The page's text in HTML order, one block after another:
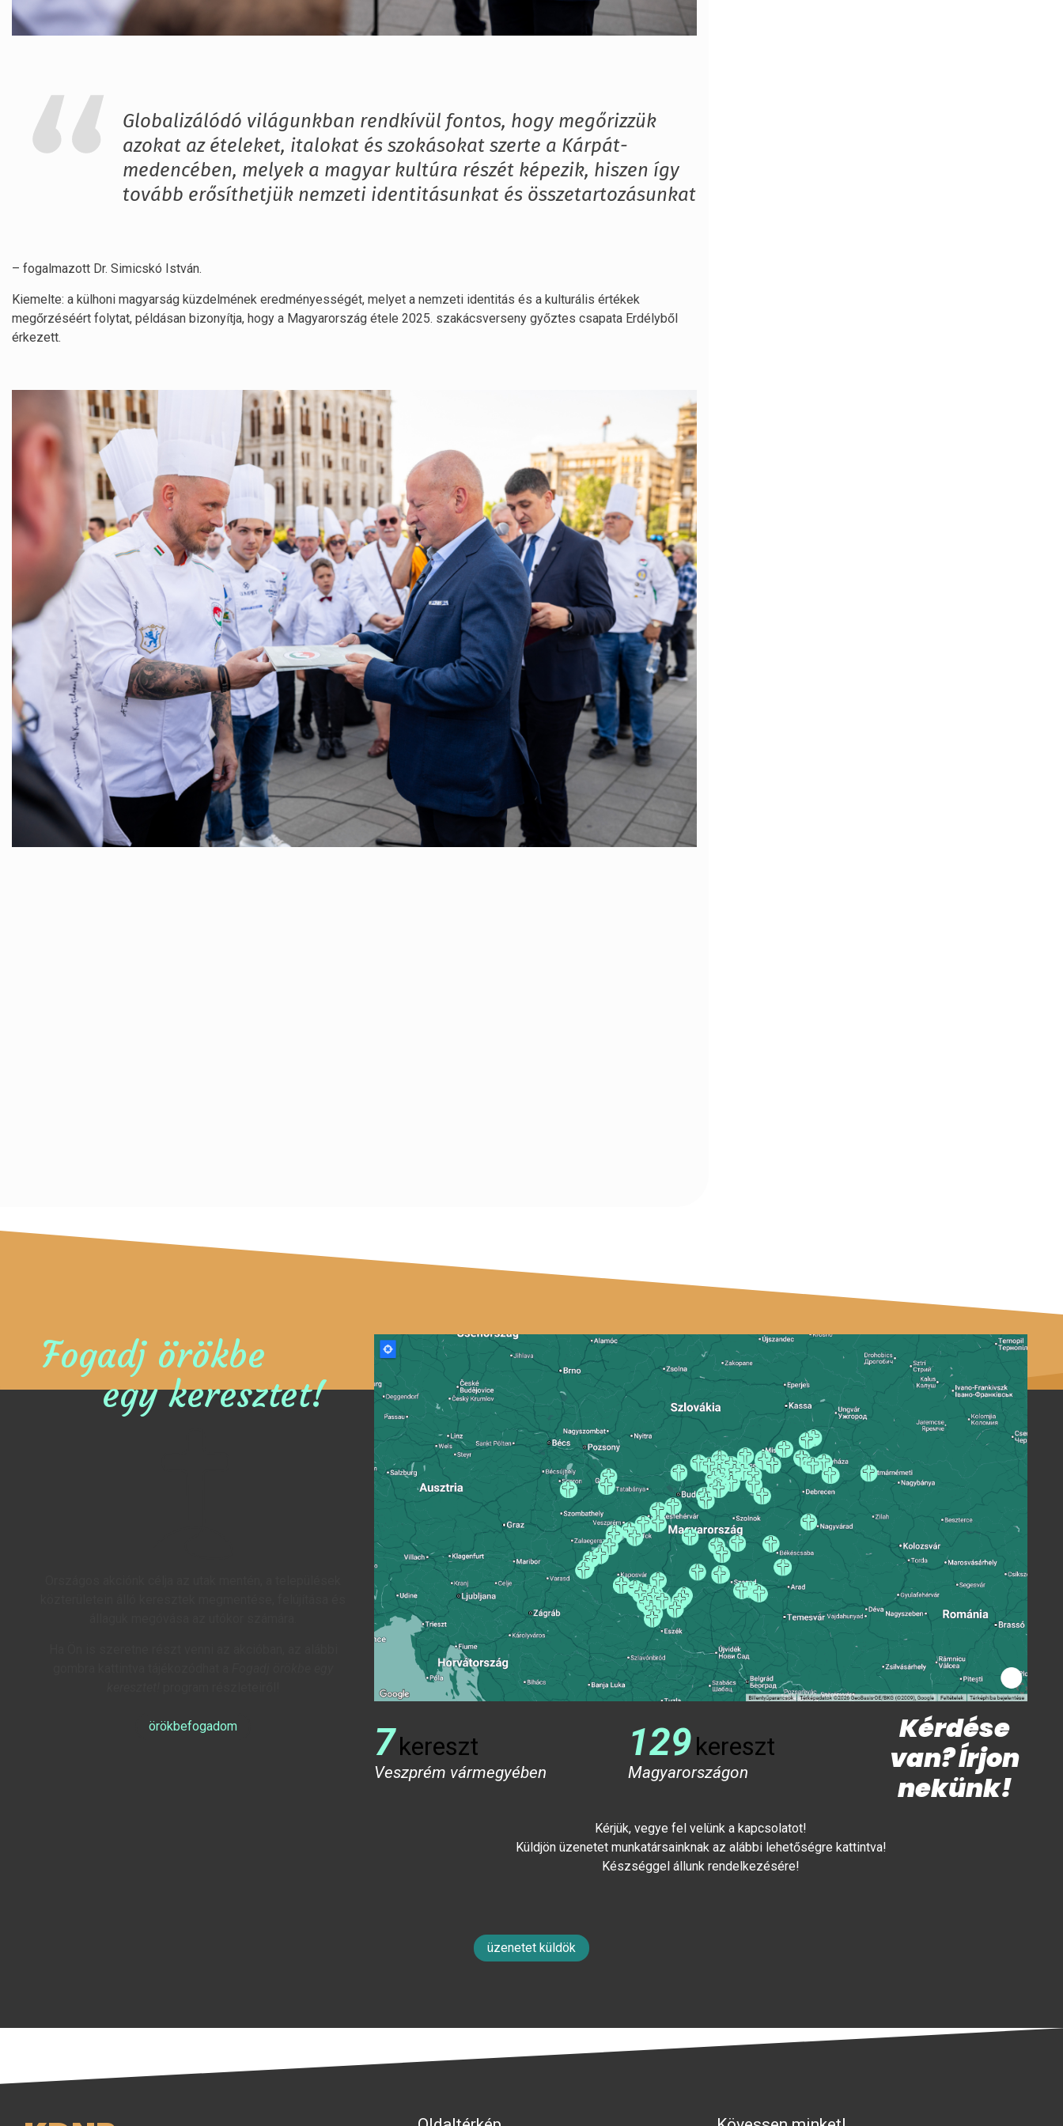
Globalizálódó világunkban rendkívül fontos, hogy megőrizzük
azokat az ételeket, italokat és szokásokat szerte a Kárpát-
medencében, melyek a magyar kultúra részét képezik, hiszen így
tovább erősíthetjük nemzeti identitásunkat és összetartozásunkat
– fogalmazott Dr. Simicskó István.
Kiemelte: a külhoni magyarság küzdelmének eredményességét, melyet a nemzeti identitás és a kulturális értékek
megőrzéséért folytat, példásan bizonyítja, hogy a Magyarország étele 2025. szakácsverseny győztes csapata Erdélyből
érkezett.
Fogadj örökbe
egy keresztet!
örökbefogadom 7kereszt
Veszprém vármegyében
129kereszt
Magyarországon
Kérdése
van? Írjon
nekünk!
Kérjük, vegye fel velünk a kapcsolatot!
Küldjön üzenetet munkatársainknak az alábbi lehetőségre kattintva!
Készséggel állunk rendelkezésére!
üzenetet küldök